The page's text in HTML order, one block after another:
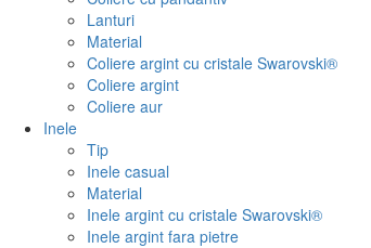
Lanturi
Material
Coliere argint cu cristale Swarovski®
Coliere argint
Coliere aur
Inele
Tip
Inele casual
Material
Inele argint cu cristale Swarovski®
Inele argint fara pietre